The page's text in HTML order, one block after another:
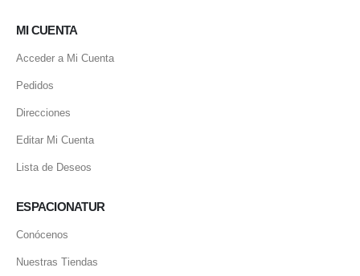
MI CUENTA
Acceder a Mi Cuenta
Pedidos
Direcciones
Editar Mi Cuenta
Lista de Deseos
ESPACIONATUR
Conócenos
Nuestras Tiendas